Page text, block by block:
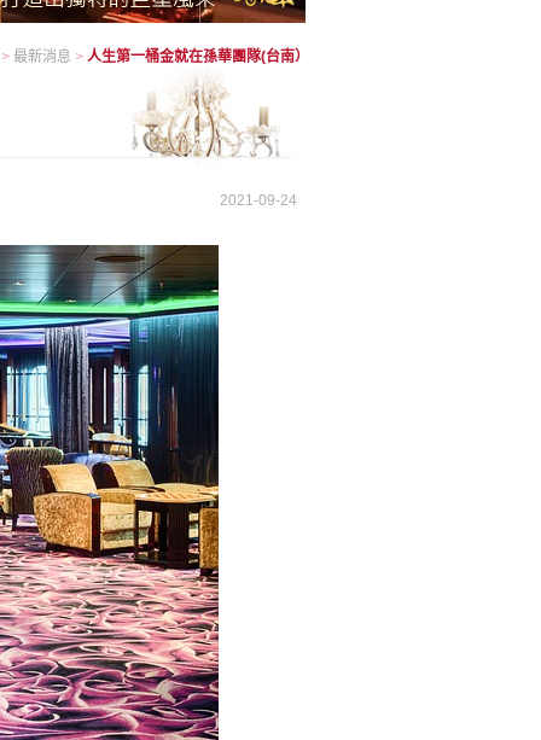
最新消息 > 人生第一桶金就在孫華團隊(台南）
2021-09-24